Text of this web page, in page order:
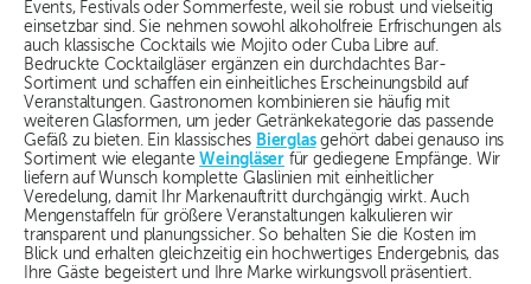
Events, Festivals oder Sommerfeste, weil sie robust und vielseitig
einsetzbar sind. Sie nehmen sowohl alkoholfreie Erfrischungen als
auch klassische Cocktails wie Mojito oder Cuba Libre auf.
Bedruckte Cocktailgläser ergänzen ein durchdachtes Bar-
Sortiment und schaffen ein einheitliches Erscheinungsbild auf
Veranstaltungen. Gastronomen kombinieren sie häufig mit
weiteren Glasformen, um jeder Getränkekategorie das passende
Gefäß zu bieten. Ein klassisches Bierglasgehört dabei genauso ins
Sortiment wie elegante Weingläser für gediegene Empfänge. Wir
liefern auf Wunsch komplette Glaslinien mit einheitlicher
Veredelung, damit Ihr Markenauftritt durchgängig wirkt. Auch
Mengenstaffeln für größere Veranstaltungen kalkulieren wir
transparent und planungssicher. So behalten Sie die Kosten im
Blick und erhalten gleichzeitig ein hochwertiges Endergebnis, das
Ihre Gäste begeistert und Ihre Marke wirkungsvoll präsentiert.